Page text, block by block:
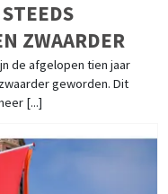
ZWAARDER
de afgelopen tien jaar
geworden. Dit
[...]